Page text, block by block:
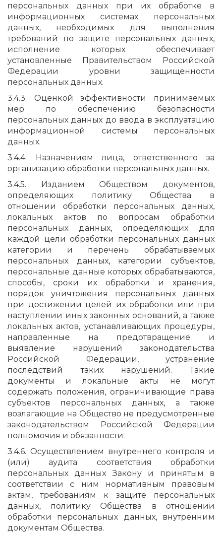
персональных данных при их обработке в
информационных системах персональных
данных, необходимых для выполнения
требований по защите персональных данных,
исполнение которых обеспечивает
установленные Правительством Российской
Федерации уровни защищенности
персональных данных.
3.4.3. Оценкой эффективности принимаемых
мер по обеспечению безопасности
персональных данных до ввода в эксплуатацию
информационной системы персональных
данных.
3.4.4. Назначением лица, ответственного за
организацию обработки персональных данных.
3.4.5. Изданием Обществом документов,
определяющих политику Общества в
отношении обработки персональных данных,
локальных актов по вопросам обработки
персональных данных, определяющих для
каждой цели обработки персональных данных
категории и перечень обрабатываемых
персональных данных, категории субъектов,
персональные данные которых обрабатываются,
способы, сроки их обработки и хранения,
порядок уничтожения персональных данных
при достижении целей их обработки или при
наступлении иных законных оснований, а также
локальных актов, устанавливающих процедуры,
направленные на предотвращение и
выявление нарушений законодательства
Российской Федерации, устранение
последствий таких нарушений. Такие
документы и локальные акты не могут
содержать положения, ограничивающие права
субъектов персональных данных, а также
возлагающие на Общество не предусмотренные
законодательством Российской Федерации
полномочия и обязанности.
3.4.6. Осуществлением внутреннего контроля и
(или) аудита соответствия обработки
персональных данных Закону и принятым в
соответствии с ним нормативным правовым
актам, требованиям к защите персональных
данных, политику Общества в отношении
обработки персональных данных, внутренним
документам Общества.